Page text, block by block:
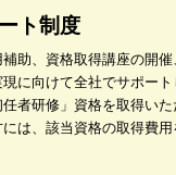
ト制度
助、資格取得講座の開
に向けて全社でサポー
者研修」資格を取得いた
は、該当資格の取得費